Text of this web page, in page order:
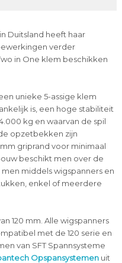
Duitsland heeft haar
verder
in One klem beschikken
unieke 5-assige klem
is, een hoge stabiliteit
kg en waarvan de spil
opzetbekken zijn
griprand voor minimaal
beschikt men over de
middels wigspanners en
enkel of meerdere
120 mm. Alle wigspanners
met de 120 serie en
van SFT Spannsysteme
Opspansystemenuit